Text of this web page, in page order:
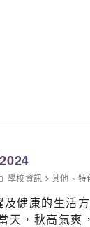
學校資訊 其他 、 特
健康的生活
天，秋高氣爽